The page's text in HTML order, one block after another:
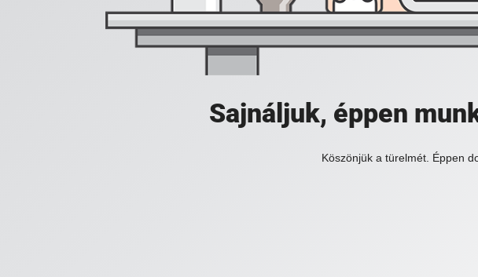
Sajnáljuk, éppen
Köszönjük a türelmét. Éppen